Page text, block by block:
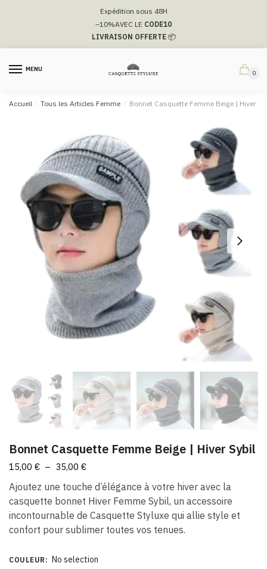
navigation
Expédition sous 48H
–10%AVEC LE CODE10
LIVRAISON OFFERTE📦
MENU
0
Accueil / Tous les Articles Femme / Bonnet Casquette Femme Beige​ | Hiver
Bonnet Casquette Femme Beige​ | Hiver Sybil
15,00 € – 35,00 €Plage
prix :
15,00 €
à
35,00 €
Ajoutez une touche d’élégance à votre hiver avec la
casquette bonnet Hiver Femme Sybil, un accessoire
incontournable de Casquette Styluxe qui allie style et
confort pour sublimer toutes vos tenues.
COULEUR : No selection